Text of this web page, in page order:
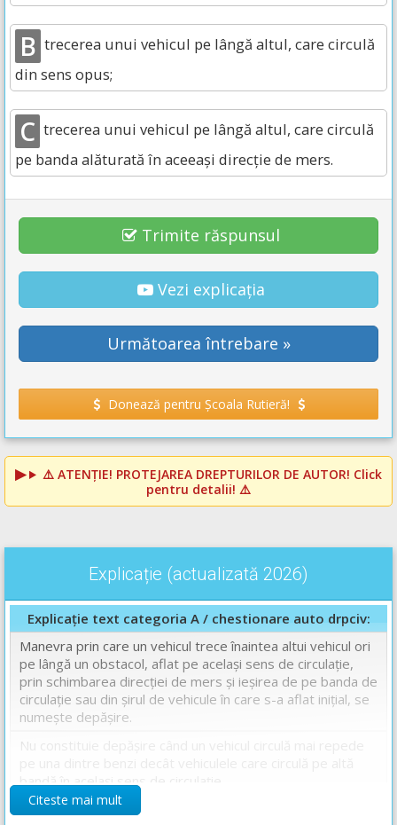
B trecerea unui vehicul pe lângă altul, care circulă
din sens opus;
C trecerea unui vehicul pe lângă altul, care circulă
pe banda alăturată în aceeaşi direcţie de mers.
Trimite răspunsul
Vezi explicația
Următoarea întrebare »
Donează pentru Școala Rutieră!
⚠️ ATENȚIE! PROTEJAREA DREPTURILOR DE AUTOR! Click
pentru detalii! ⚠️
Explicație (actualizată 2026)
Explicație text categoria A / chestionare auto drpciv:
Manevra prin care un vehicul trece înaintea altui vehicul ori
pe lângă un obstacol, aflat pe acelaşi sens de circulaţie,
prin schimbarea direcţiei de mers şi ieşirea de pe banda de
circulaţie sau din şirul de vehicule în care s-a aflat iniţial, se
numește depășire.
Nu constituie depăşire când un vehicul circulă mai repede
bandă în acelaşi sens de circulaţie.
Așadar răspunsul corect este: A
Citeste mai mult